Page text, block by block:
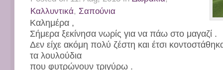
Καλλυντικά, Σαπούνια
Καλημέρα ,
Σήμερα ξεκίνησα νωρίς για να πάω στο μαγαζί .
Δεν είχε ακόμη πολύ ζέστη και έτσι
τα λουλούδια
που φυτρώνουν τριγύρω .